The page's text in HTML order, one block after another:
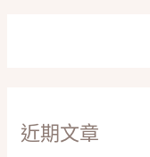
近期文章